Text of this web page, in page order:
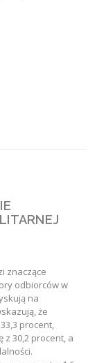
znaczące
odbiorców w
na
że
procent,
30,2 procent, a